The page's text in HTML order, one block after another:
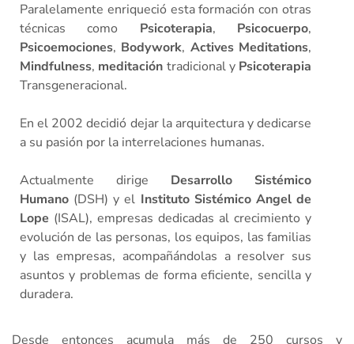
Paralelamente enriqueció esta formación con otras
técnicas como Psicoterapia, Psicocuerpo,
Psicoemociones, Bodywork, Actives Meditations,
Mindfulness, meditación tradicional y Psicoterapia
Transgeneracional.
En el 2002 decidió dejar la arquitectura y dedicarse
a su pasión por la interrelaciones humanas.
Actualmente dirige Desarrollo Sistémico
Humano (DSH) y el Instituto Sistémico Angel de
Lope (ISAL), empresas dedicadas al crecimiento y
evolución de las personas, los equipos, las familias
y las empresas, acompañándolas a resolver sus
asuntos y problemas de forma eficiente, sencilla y
duradera.
Desde entonces acumula más de 250 cursos y